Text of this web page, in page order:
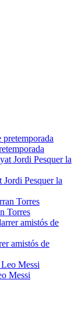
Pesquer la
Torres
amistós de
Messi